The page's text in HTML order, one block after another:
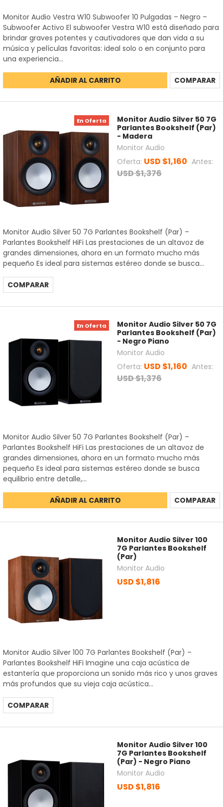
Monitor Audio Vestra W10 Subwoofer 10 Pulgadas – Negro –
Subwoofer Activo El subwoofer Vestra W10 está diseñado para
brindar graves potentes y cautivadores que dan vida a su
música y películas favoritas: ideal solo o en conjunto para
una experiencia...
AÑADIR AL CARRITO COMPARAR
En Oferta
Monitor Audio Silver 50 7G
Parlantes Bookshelf (Par)
- Madera
Monitor Audio
Oferta: USD $1,160 Antes:
USD $1,376
Monitor Audio Silver 50 7G Parlantes Bookshelf (Par) –
Parlantes Bookshelf HiFi Las prestaciones de un altavoz de
grandes dimensiones, ahora en un formato mucho más
pequeño Es ideal para sistemas estéreo donde se busca...
COMPARAR
En Oferta
Monitor Audio Silver 50 7G
Parlantes Bookshelf (Par)
- Negro Piano
Monitor Audio
Oferta: USD $1,160 Antes:
USD $1,376
Monitor Audio Silver 50 7G Parlantes Bookshelf (Par) –
Parlantes Bookshelf HiFi Las prestaciones de un altavoz de
grandes dimensiones, ahora en un formato mucho más
pequeño Es ideal para sistemas estéreo donde se busca
equilibrio entre detalle,...
AÑADIR AL CARRITO COMPARAR
Monitor Audio Silver 100
7G Parlantes Bookshelf
(Par)
Monitor Audio
USD $1,816
Monitor Audio Silver 100 7G Parlantes Bookshelf (Par) –
Parlantes Bookshelf HiFi Imagine una caja acústica de
estantería que proporciona un sonido más rico y unos graves
más profundos que su vieja caja acústica...
COMPARAR
Monitor Audio Silver 100
7G Parlantes Bookshelf
(Par) - Negro Piano
Monitor Audio
USD $1,816